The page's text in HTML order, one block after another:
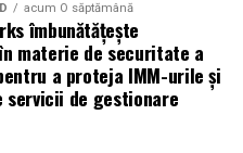
acum O săptămână
îmbunătățește
materie de securitate a
a proteja IMM-urile și
de gestionare